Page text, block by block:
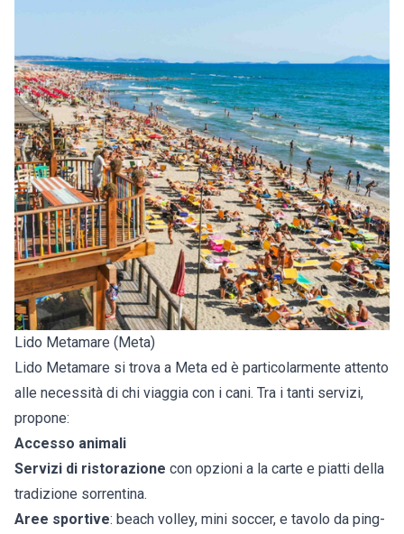
Lido Metamare (Meta)
Lido Metamare si trova a Meta ed è particolarmente attento
alle necessità di chi viaggia con i cani. Tra i tanti servizi,
propone:
Accesso animali
Servizi di ristorazione con opzioni a la carte e piatti della
tradizione sorrentina.
Aree sportive: beach volley, mini soccer, e tavolo da ping-